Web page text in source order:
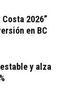
2026”
en BC
y alza